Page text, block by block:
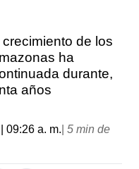
de los
ha
durante,
años
09:26 a. m. 5 min de